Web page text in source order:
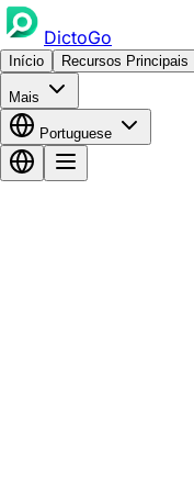
DictoGo
Início Recursos Principais
Mais
Portuguese